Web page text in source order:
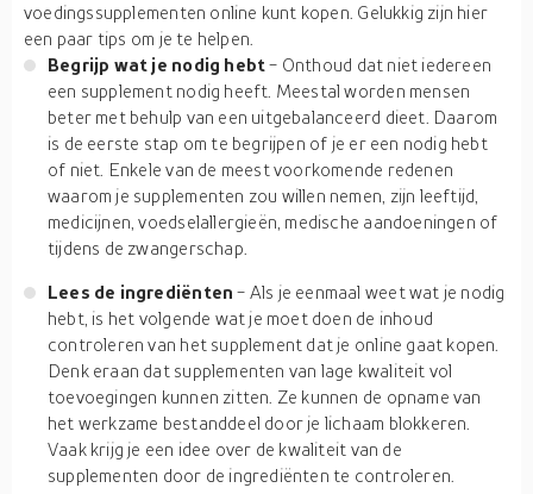
voedingssupplementen online kunt kopen. Gelukkig zijn hier
een paar tips om je te helpen.
Begrijp wat je nodig hebt- Onthoud dat niet iedereen
een supplement nodig heeft. Meestal worden mensen
beter met behulp van een uitgebalanceerd dieet. Daarom
is de eerste stap om te begrijpen of je er een nodig hebt
of niet. Enkele van de meest voorkomende redenen
waarom je supplementen zou willen nemen, zijn leeftijd,
medicijnen, voedselallergieën, medische aandoeningen of
tijdens de zwangerschap.
Lees de ingrediënten- Als je eenmaal weet wat je nodig
hebt, is het volgende wat je moet doen de inhoud
controleren van het supplement dat je online gaat kopen.
Denk eraan dat supplementen van lage kwaliteit vol
toevoegingen kunnen zitten. Ze kunnen de opname van
het werkzame bestanddeel door je lichaam blokkeren.
Vaak krijg je een idee over de kwaliteit van de
supplementen door de ingrediënten te controleren.